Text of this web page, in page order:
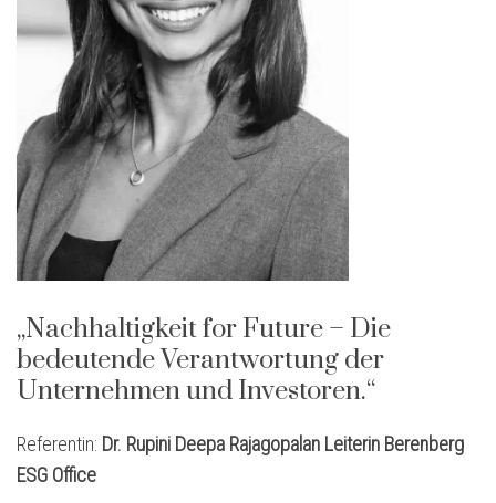
„Nachhaltigkeit for Future – Die
bedeutende Verantwortung der
Unternehmen und Investoren.“
Referentin: Dr. Rupini Deepa Rajagopalan Leiterin Berenberg
ESG Office